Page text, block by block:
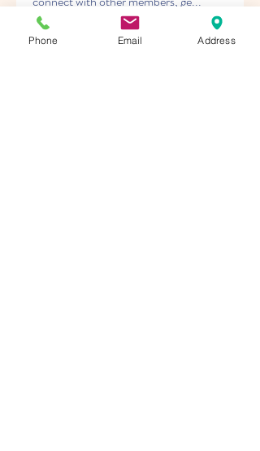
Read more
Phone Email Address